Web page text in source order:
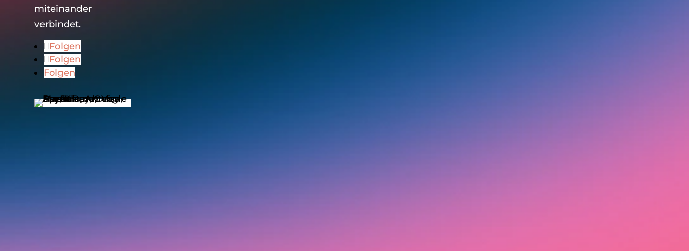
miteinander
verbindet.
Folgen
Folgen
Folgen